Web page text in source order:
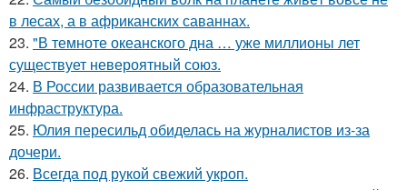
в лесах, а в африканских саваннах.
23. "В темноте океанского дна … уже миллионы лет
существует невероятный союз.
24. В России развивается образовательная
инфраструктура.
25. Юлия пересильд обиделась на журналистов из-за
дочери.
26. Всегда под рукой свежий укроп.